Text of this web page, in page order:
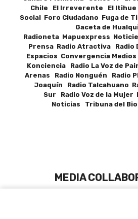
Chile El Irreverente El Itihue
Social Foro Ciudadano Fuga de
Gaceta de
Radioneta Mapuexpress
Prensa Radio Atractiva Radio
Espacios Convergencia
Konciencia Radio La Voz de
Arenas Radio Nonguén Radio
Joaquín Radio Talcahuano
Sur Radio Voz de la Mujer
Noticias Tribuna del
MEDIA